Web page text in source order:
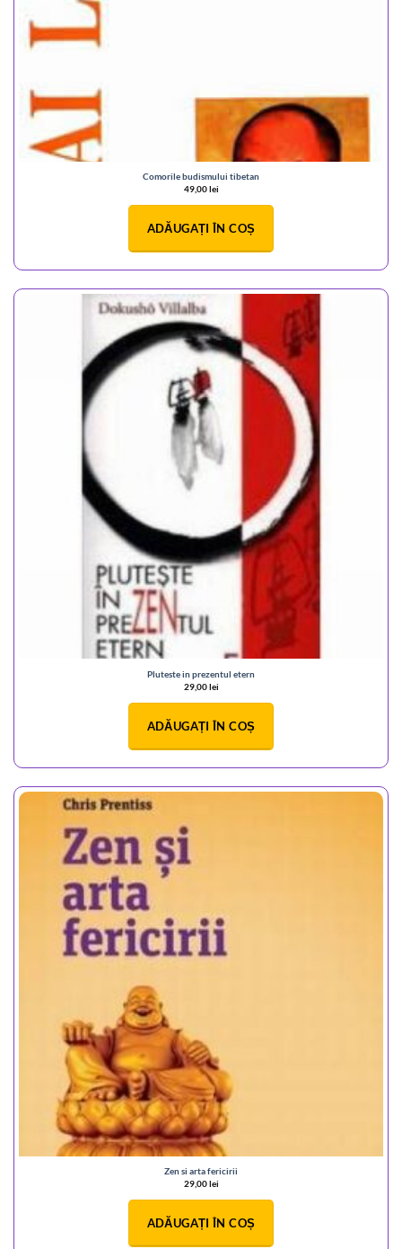
Comorile budismului tibetan
49,00lei
ADĂUGAȚI ÎN COȘ
Pluteste in prezentul etern
29,00lei
ADĂUGAȚI ÎN COȘ
Zen si arta fericirii
29,00lei
ADĂUGAȚI ÎN COȘ